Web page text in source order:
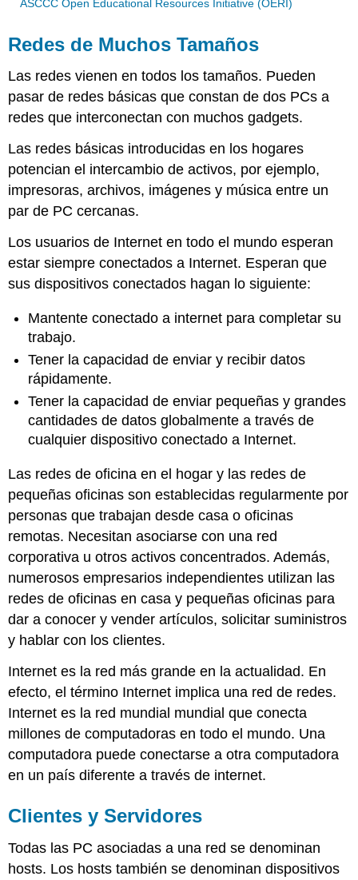
ASCCC Open Educational Resources Initiative (OERI)
Redes de Muchos Tamaños
Las redes vienen en todos los tamaños. Pueden
pasar de redes básicas que constan de dos PCs a
redes que interconectan con muchos gadgets.
Las redes básicas introducidas en los hogares
potencian el intercambio de activos, por ejemplo,
impresoras, archivos, imágenes y música entre un
par de PC cercanas.
Los usuarios de Internet en todo el mundo esperan
estar siempre conectados a Internet. Esperan que
sus dispositivos conectados hagan lo siguiente:
Mantente conectado a internet para completar su
trabajo.
Tener la capacidad de enviar y recibir datos
rápidamente.
Tener la capacidad de enviar pequeñas y grandes
cantidades de datos globalmente a través de
cualquier dispositivo conectado a Internet.
Las redes de oficina en el hogar y las redes de
pequeñas oficinas son establecidas regularmente por
personas que trabajan desde casa o oficinas
remotas. Necesitan asociarse con una red
corporativa u otros activos concentrados. Además,
numerosos empresarios independientes utilizan las
redes de oficinas en casa y pequeñas oficinas para
dar a conocer y vender artículos, solicitar suministros
y hablar con los clientes.
Internet es la red más grande en la actualidad. En
efecto, el término Internet implica una red de redes.
Internet es la red mundial mundial que conecta
millones de computadoras en todo el mundo. Una
computadora puede conectarse a otra computadora
en un país diferente a través de internet.
Clientes y Servidores
Todas las PC asociadas a una red se denominan
hosts. Los hosts también se denominan dispositivos